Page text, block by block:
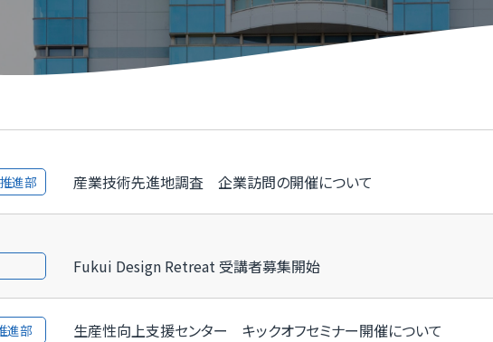
「ふくいDX推進宣言企業」登録企業・団体のご紹介
［福井県］ふくいデジタル導入チャレンジ補助金
進部 産業技術先進地調査 企業訪問の開催について
Fukui Design Retreat 受講者募集開始
進部 生産性向上支援センター キックオフセミナー開催について